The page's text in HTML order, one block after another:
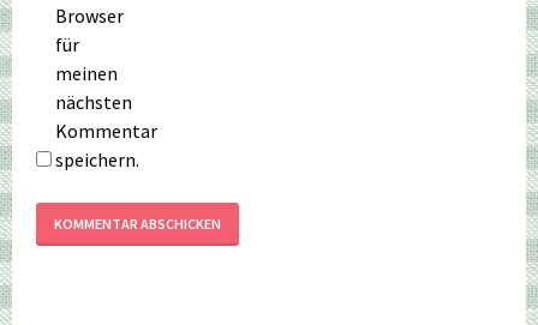
Browser
für
meinen
nächsten
Kommentar
speichern.